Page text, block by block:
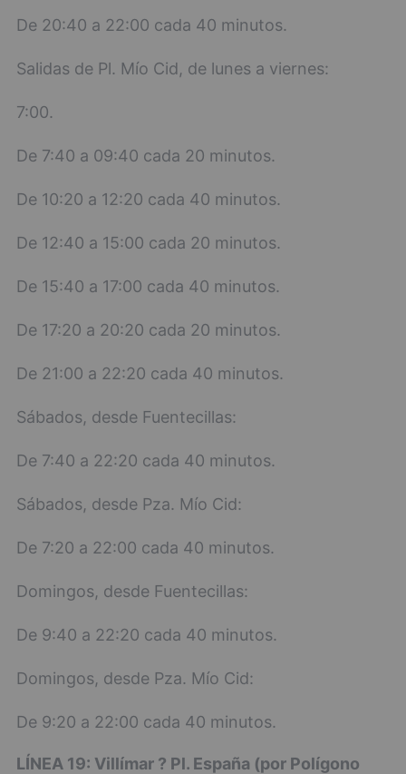
De 20:40 a 22:00 cada 40 minutos.
Salidas de Pl. Mío Cid, de lunes a viernes:
7:00.
De 7:40 a 09:40 cada 20 minutos.
De 10:20 a 12:20 cada 40 minutos.
De 12:40 a 15:00 cada 20 minutos.
De 15:40 a 17:00 cada 40 minutos.
De 17:20 a 20:20 cada 20 minutos.
De 21:00 a 22:20 cada 40 minutos.
Sábados, desde Fuentecillas:
De 7:40 a 22:20 cada 40 minutos.
Sábados, desde Pza. Mío Cid:
De 7:20 a 22:00 cada 40 minutos.
Domingos, desde Fuentecillas:
De 9:40 a 22:20 cada 40 minutos.
Domingos, desde Pza. Mío Cid:
De 9:20 a 22:00 cada 40 minutos.
LÍNEA 19: Villímar ? Pl. España (por Polígono